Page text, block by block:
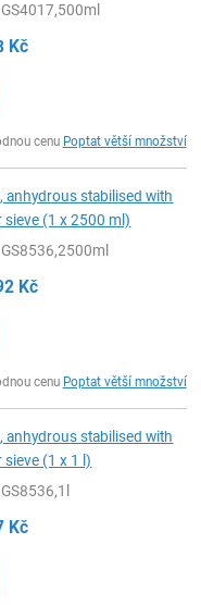
GS4017,500ml
Kč
cenu Poptat větší množství
anhydrous stabilised with
(1 x 2500 ml)
GS8536,2500ml
Kč
cenu Poptat větší množství
anhydrous stabilised with
(1 x 1 l)
GS8536,1l
Kč